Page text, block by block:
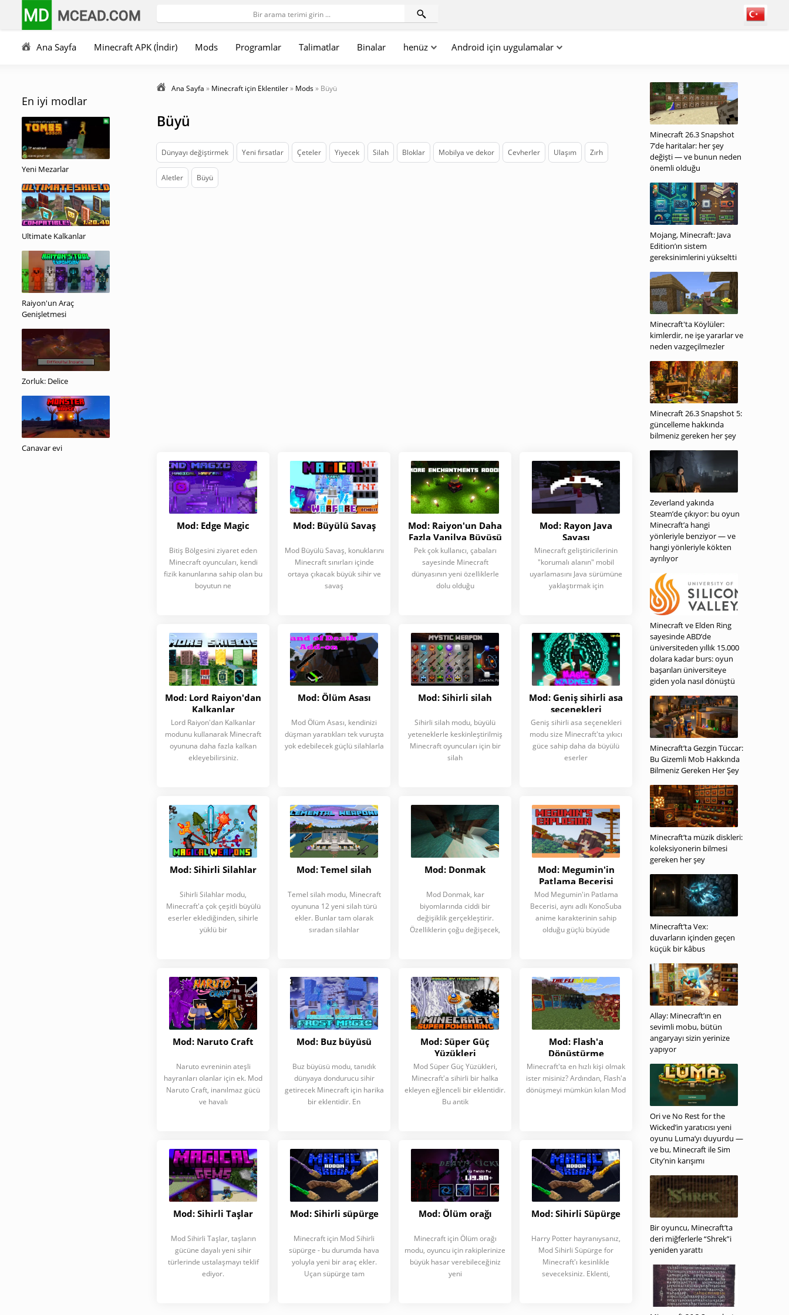
MD MCEAD.COM
Ana Sayfa Minecraft APK (İndir) Mods Programlar Talimatlar Binalar henüz Android için uygulamalar
En iyi modlar
Yeni Mezarlar
Ultimate Kalkanlar
Raiyon'un Araç
Genişletmesi
Zorluk: Delice
Canavar evi
Ana Sayfa » Minecraft için Eklentiler» Mods» Büyü
Büyü
Dünyayı değiştirmek Yeni fırsatlar Çeteler Yiyecek Silah Bloklar Mobilya ve dekor Cevherler Ulaşım Zırh
Aletler Büyü
Mod: Edge Magic
Bitiş Bölgesini ziyaret eden
Minecraft oyuncuları, kendi
fizik kanunlarına sahip olan bu
boyutun ne
Mod: Büyülü Savaş
Mod Büyülü Savaş, konuklarını
Minecraft sınırları içinde
ortaya çıkacak büyük sihir ve
savaş
Mod: Raiyon'un Daha
Fazla Vanilya Büyüsü
Pek çok kullanıcı, çabaları
sayesinde Minecraft
dünyasının yeni özelliklerle
dolu olduğu
Mod: Rayon Java
Savaşı
Minecraft geliştiricilerinin
"korumalı alanın" mobil
uyarlamasını Java sürümüne
yaklaştırmak için
Mod: Lord Raiyon'dan
Kalkanlar
Lord Raiyon'dan Kalkanlar
modunu kullanarak Minecraft
oyununa daha fazla kalkan
ekleyebilirsiniz.
Mod: Ölüm Asası
Mod Ölüm Asası, kendinizi
düşman yaratıkları tek vuruşta
yok edebilecek güçlü silahlarla
Mod: Sihirli silah
Sihirli silah modu, büyülü
yeteneklerle keskinleştirilmiş
Minecraft oyuncuları için bir
silah
Mod: Geniş sihirli asa
seçenekleri
Geniş sihirli asa seçenekleri
modu size Minecraft'ta yıkıcı
güce sahip daha da büyülü
eserler
Mod: Sihirli Silahlar
Sihirli Silahlar modu,
Minecraft'a çok çeşitli büyülü
eserler eklediğinden, sihirle
yüklü bir
Mod: Temel silah
Temel silah modu, Minecraft
oyununa 12 yeni silah türü
ekler. Bunlar tam olarak
sıradan silahlar
Mod: Donmak
Mod Donmak, kar
biyomlarında ciddi bir
değişiklik gerçekleştirir.
Özelliklerin çoğu değişecek,
Mod: Megumin'in
Patlama Becerisi
Mod Megumin'in Patlama
Becerisi, aynı adlı KonoSuba
anime karakterinin sahip
olduğu güçlü büyüde
Mod: Naruto Craft
Naruto evreninin ateşli
hayranları olanlar için ek. Mod
Naruto Craft, inanılmaz gücü
ve havalı
Mod: Buz büyüsü
Buz büyüsü modu, tanıdık
dünyaya dondurucu sihir
getirecek Minecraft için harika
bir eklentidir. En
Mod: Süper Güç
Yüzükleri
Mod Süper Güç Yüzükleri,
Minecraft'a sihirli bir halka
ekleyen eğlenceli bir eklentidir.
Bu antik
Mod: Flash'a
Dönüştürme
Minecraft'ta en hızlı kişi olmak
ister misiniz? Ardından, Flash'a
dönüşmeyi mümkün kılan Mod
Mod: Sihirli Taşlar
Mod Sihirli Taşlar, taşların
gücüne dayalı yeni sihir
türlerinde ustalaşmayı teklif
ediyor.
Mod: Sihirli süpürge
Minecraft için Mod Sihirli
süpürge - bu durumda hava
yoluyla yeni bir araç ekler.
Uçan süpürge tam
Mod: Ölüm orağı
Minecraft için Ölüm orağı
modu, oyuncu için rakiplerinize
büyük hasar verebileceğiniz
yeni
Mod: Sihirli Süpürge
Harry Potter hayranıysanız,
Mod Sihirli Süpürge for
Minecraft'ı kesinlikle
seveceksiniz. Eklenti,
Minecraft 26.3 Snapshot
7’de haritalar: her şey
değişti — ve bunun neden
önemli olduğu
Mojang, Minecraft: Java
Edition’ın sistem
gereksinimlerini yükseltti
Minecraft'ta Köylüler:
kimlerdir, ne işe yararlar ve
neden vazgeçilmezler
Minecraft 26.3 Snapshot 5:
güncelleme hakkında
bilmeniz gereken her şey
Zeverland yakında
Steam’de çıkıyor: bu oyun
Minecraft’a hangi
yönleriyle benziyor — ve
hangi yönleriyle kökten
ayrılıyor
Minecraft ve Elden Ring
sayesinde ABD’de
üniversiteden yıllık 15.000
dolara kadar burs: oyun
başarıları üniversiteye
giden yola nasıl dönüştü
Minecraft’ta Gezgin Tüccar:
Bu Gizemli Mob Hakkında
Bilmeniz Gereken Her Şey
Minecraft’ta müzik diskleri:
koleksiyonerin bilmesi
gereken her şey
Minecraft’ta Vex:
duvarların içinden geçen
küçük bir kâbus
Allay: Minecraft’ın en
sevimli mobu, bütün
angaryayı sizin yerinize
yapıyor
Ori ve No Rest for the
Wicked’in yaratıcısı yeni
oyunu Luma’yı duyurdu —
ve bu, Minecraft ile Sim
City’nin karışımı
Bir oyuncu, Minecraft’ta
deri miğferlerle “Shrek”i
yeniden yarattı